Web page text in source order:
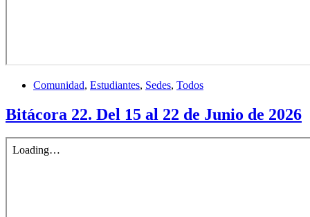
Comunidad, Estudiantes, Sedes, Todos
Bitácora 22. Del 15 al 22 de Junio de 2026